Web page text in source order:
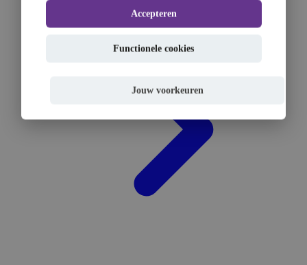
Accepteren
Functionele cookies
Jouw voorkeuren